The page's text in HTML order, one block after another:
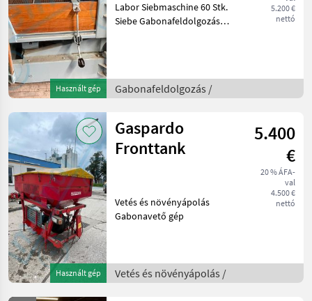
Használt gép
5.200 €
nettó
Labor Siebmaschine 60 Stk.
Siebe Gabonafeldolgozás
Gabonafeldolgozás /
Használt gép
Gaspardo
Fronttank
5.400
€
20 % ÁFA-
val
4.500 €
nettó
Vetés és növényápolás
Gabonavető gép
Vetés és növényápolás /